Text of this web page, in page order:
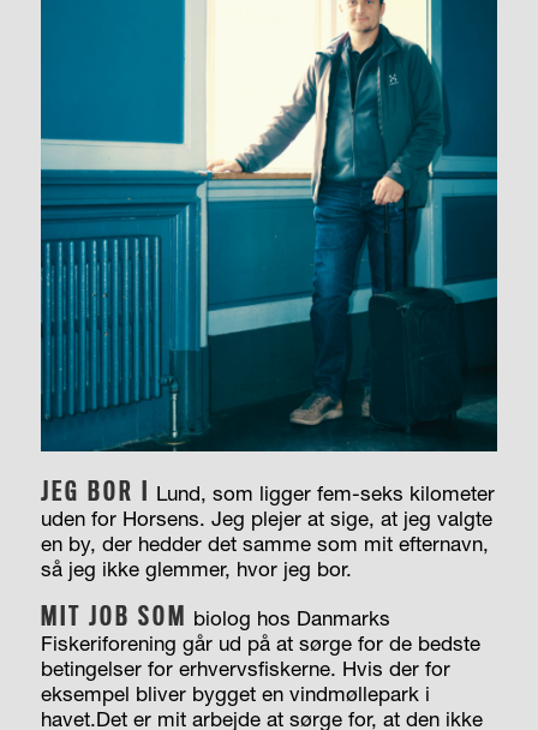
JEG BOR I
Lund, som ligger fem-seks kilometer
uden for Horsens. Jeg plejer at sige, at jeg valgte
en by, der hedder det samme som mit efternavn,
så jeg ikke glemmer, hvor jeg bor.
MIT JOB SOM biolog hos Danmarks
Fiskeriforening går ud på at sørge for de bedste
betingelser for erhvervsfiskerne. Hvis der for
eksempel bliver bygget en vindmøllepark i
havet.Det er mit arbejde at sørge for, at den ikke